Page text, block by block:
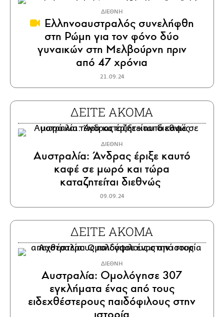
ΔΙΕΘΝΗ
Ελληνοαυστραλός συνελήφθη
στη Ρώμη για τον φόνο δύο
γυναικών στη Μελβούρνη πριν
από 47 χρόνια
21.09.24
ΔΕΙΤΕ ΑΚΟΜΑ
ΔΙΕΘΝΗ
Αυστραλία: Άνδρας έριξε καυτό
καφέ σε μωρό και τώρα
καταζητείται διεθνώς
09.09.24
ΔΕΙΤΕ ΑΚΟΜΑ
ΔΙΕΘΝΗ
Αυστραλία: Ομολόγησε 307
εγκλήματα ένας από τους
ειδεχθέστερους παιδόφιλους στην